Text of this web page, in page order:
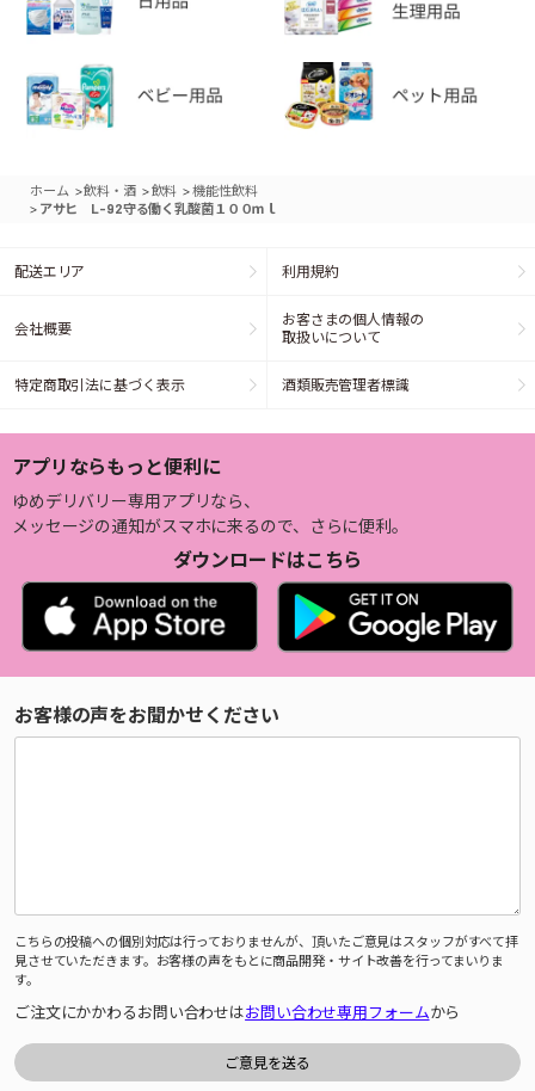
ホーム >飲料・酒 >飲料 >機能性飲料
> アサヒ L-92守る働く乳酸菌１００ｍｌ
配送エリア 利用規約
会社概要
お客さまの個人情報の
取扱いについて
特定商取引法に基づく表示 酒類販売管理者標識
アプリならもっと便利に
ゆめデリバリー専用アプリなら、
メッセージの通知がスマホに来るので、さらに便利。
ダウンロードはこちら
お客様の声をお聞かせください
こちらの投稿への個別対応は行っておりませんが、頂いたご意見はスタッフがすべて拝
見させていただきます。お客様の声をもとに商品開発・サイト改善を行ってまいりま
す。
ご注文にかかわるお問い合わせはお問い合わせ専用フォームから